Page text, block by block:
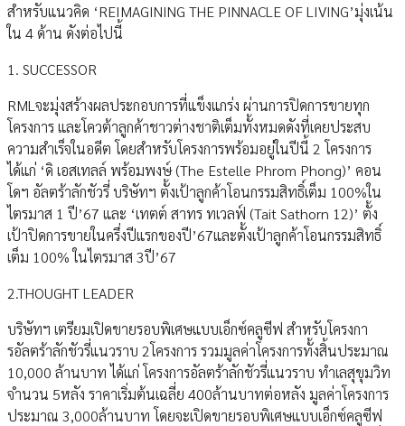
สำหรับแนวคิด ‘REIMAGINING THE PINNACLE OF LIVING’มุ่งเน้น
ใน 4 ด้าน ดังต่อไปนี้
1. SUCCESSOR
RMLจะมุ่งสร้างผลประกอบการที่แข็งแกร่ง ผ่านการปิดการขายทุก
โครงการ และโควต้าลูกค้าชาวต่างชาติเต็มทั้งหมดดังที่เคยประสบ
ความสำเร็จในอดีต โดยสำหรับโครงการพร้อมอยู่ในปีนี้ 2 โครงการ
ได้แก่ ‘ดิ เอสเทลล์ พร้อมพงษ์ (The Estelle Phrom Phong)’ คอน
โดฯ อัลตร้าลักชัวรี่ บริษัทฯ ตั้งเป้าลูกค้าโอนกรรมสิทธิ์เต็ม 100%ใน
ไตรมาส 1 ปี’67 และ ‘เทตต์ สาทร ทเวลฟ์ (Tait Sathorn 12)’ ตั้ง
เป้าปิดการขายในครึ่งปีแรกของปี’67และตั้งเป้าลูกค้าโอนกรรมสิทธิ์
เต็ม 100% ในไตรมาส 3ปี’67
2.THOUGHT LEADER
บริษัทฯ เตรียมเปิดขายรอบพิเศษแบบเอ็กซ์คลูซีฟ สำหรับโครงกา
รอัลตร้าลักชัวรี่แนวราบ 2โครงการ รวมมูลค่าโครงการทั้งสิ้นประมาณ
10,000 ล้านบาท ได้แก่ โครงการอัลตร้าลักชัวรี่แนวราบ ทำเลสุขุมวิท
จำนวน 5หลัง ราคาเริ่มต้นเฉลี่ย 400ล้านบาทต่อหลัง มูลค่าโครงการ
ประมาณ 3,000ล้านบาท โดยจะเปิดขายรอบพิเศษแบบเอ็กซ์คลูซีฟ